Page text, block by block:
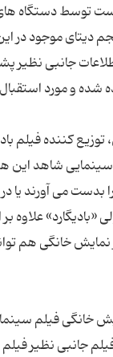
دستگاه های
دیتای موجود در
جانبی نظیر
کننده فیلم
شاهد این
بدست می آورند یا
علاوه
خانگی هم
فیلم سینمایی
2 ساعت فیلم جانبی